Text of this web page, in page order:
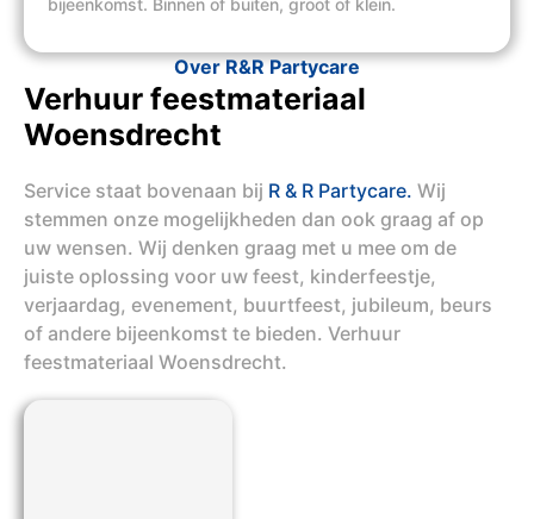
bijeenkomst. Binnen of buiten, groot of klein.
Over R&R Partycare
Verhuur feestmateriaal
Woensdrecht
Service staat bovenaan bij R & R Partycare. Wij
stemmen onze mogelijkheden dan ook graag af op
uw wensen. Wij denken graag met u mee om de
juiste oplossing voor uw feest, kinderfeestje,
verjaardag, evenement, buurtfeest, jubileum, beurs
of andere bijeenkomst te bieden. Verhuur
feestmateriaal Woensdrecht.